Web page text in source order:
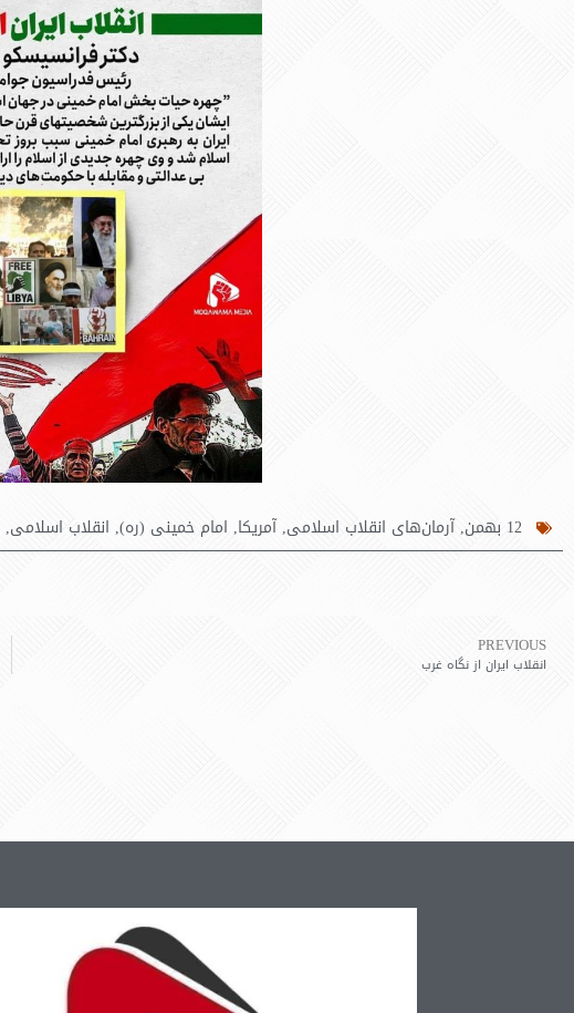
12 بهمن ,آرمان‌های انقلاب اسلامی,آمریکا, امام خمینی (ره), انقلاب اسلامی,
PREVIOUS
انقلاب ایران از نگاه غرب